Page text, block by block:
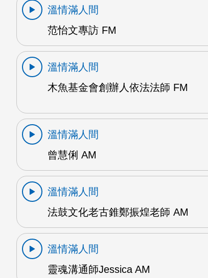
溫情滿人間
范怡文專訪 FM
溫情滿人間
木魚基金會創辦人依法法師 FM
溫情滿人間
曾慧俐 AM
溫情滿人間
法鼓文化老古錐鄭振煌老師 AM
溫情滿人間
靈魂溝通師Jessica AM